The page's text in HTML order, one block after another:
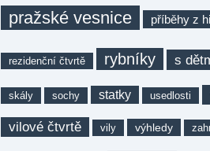
pražské vesnice příběhy z
rezidenční čtvrtě rybníky s
skály sochy statky usedlosti
vilové čtvrtě vily výhledy